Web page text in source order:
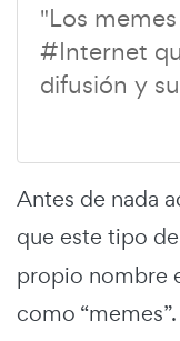
"Los
#Internet
difusión y
Antes de nada
que este tipo
propio nombre
como